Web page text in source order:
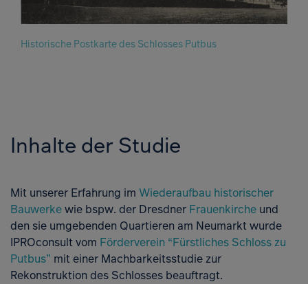
Historische Postkarte des Schlosses Putbus
Inhalte der Studie
Mit unserer Erfahrung im Wiederaufbau historischer
Bauwerkewie bspw. der Dresdner Frauenkirche und
den sie umgebenden Quartieren am Neumarkt wurde
IPROconsult vom Förderverein “Fürstliches Schloss zu
Putbus” mit einer Machbarkeitsstudie zur
Rekonstruktion des Schlosses beauftragt.